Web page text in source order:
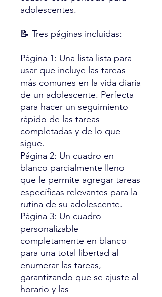
adolescentes.
📝 Tres páginas incluidas:
Página 1: Una lista lista para
usar que incluye las tareas
más comunes en la vida diaria
de un adolescente. Perfecta
para hacer un seguimiento
rápido de las tareas
completadas y de lo que
sigue.
Página 2: Un cuadro en
blanco parcialmente lleno
que le permite agregar tareas
específicas relevantes para la
rutina de su adolescente.
Página 3: Un cuadro
personalizable
completamente en blanco
para una total libertad al
enumerar las tareas,
garantizando que se ajuste al
horario y las